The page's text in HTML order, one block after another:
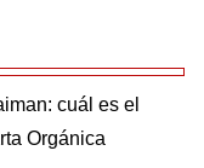
cuál es el
Orgánica